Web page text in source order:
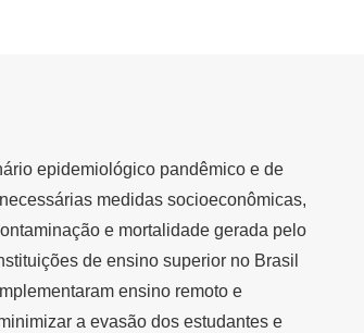
epidemiológico pandêmico e de
medidas socioeconômicas,
e mortalidade gerada pelo
de ensino superior no Brasil
ensino remoto e
a evasão dos estudantes e